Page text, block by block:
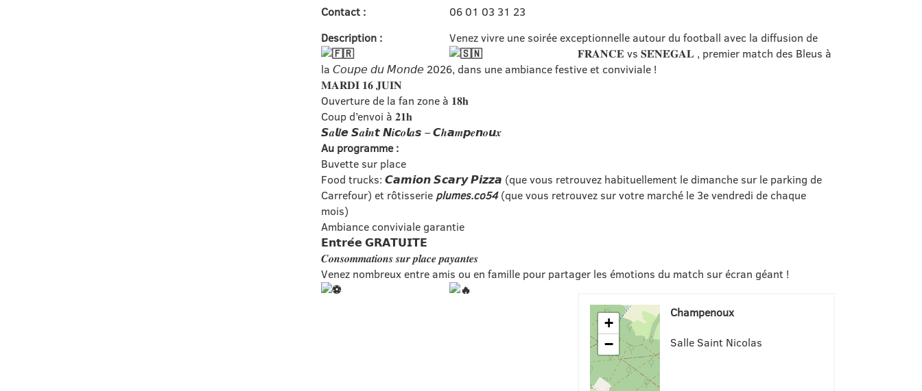
Contact :
06 01 03 31 23
Description :
Venez vivre une soirée exceptionnelle autour du football avec la diffusion de
𝐅𝐑𝐀𝐍𝐂𝐄vs 𝐒𝐄́𝐍𝐄́𝐆𝐀𝐋 , premier match des Bleus à
la 𝘊𝘰𝘶𝘱𝘦 𝘥𝘶 𝘔𝘰𝘯𝘥𝘦 2026, dans une ambiance festive et conviviale !
𝐌𝐀𝐑𝐃𝐈 𝟏𝟔 𝐉𝐔𝐈𝐍
Ouverture de la fan zone à 𝟏𝟖𝐡
Coup d’envoi à 𝟐𝟏𝐡
𝙎𝒂𝙡𝒍𝙚 𝙎𝒂𝙞𝒏𝙩 𝙉𝒊𝙘𝒐𝙡𝒂𝙨 – 𝘾𝒉𝙖𝒎𝙥𝒆𝙣𝒐𝙪𝒙
Au programme :
Buvette sur place
Food trucks: 𝘾𝙖𝙢𝙞𝙤𝙣 𝙎𝙘𝙖𝙧𝙮 𝙋𝙞𝙯𝙯𝙖 (que vous retrouvez habituellement le dimanche sur le parking de
Carrefour) et rôtisserie plumes.co54 (que vous retrouvez sur votre marché le 3e vendredi de chaque
mois)
Ambiance conviviale garantie
𝗘𝗻𝘁𝗿𝗲́𝗲 𝗚𝗥𝗔𝗧𝗨𝗜𝗧𝗘
𝑪𝒐𝒏𝒔𝒐𝒎𝒎𝒂𝒕𝒊𝒐𝒏𝒔 𝒔𝒖𝒓 𝒑𝒍𝒂𝒄𝒆 𝒑𝒂𝒚𝒂𝒏𝒕𝒆𝒔
Venez nombreux entre amis ou en famille pour partager les émotions du match sur écran géant !
+
−
Champenoux
Salle Saint Nicolas